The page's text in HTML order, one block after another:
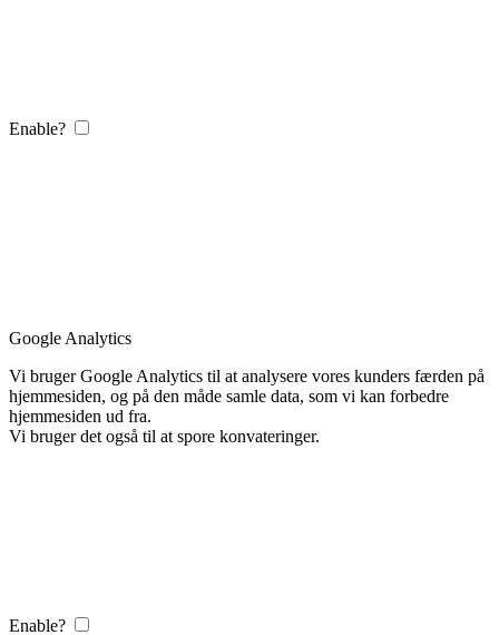
Enable?
Google Analytics
Vi bruger Google Analytics til at analysere vores kunders færden på
hjemmesiden, og på den måde samle data, som vi kan forbedre
hjemmesiden ud fra.
Vi bruger det også til at spore konvateringer.
Enable?